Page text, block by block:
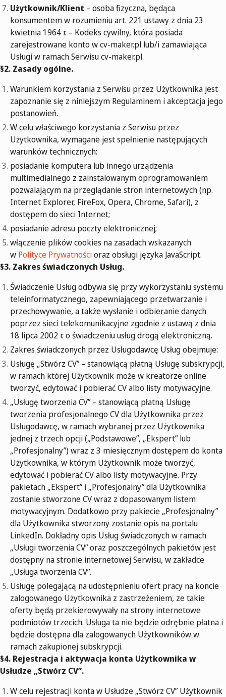
Użytkownik/Klient – osoba fizyczna, będąca
konsumentem w rozumieniu art. 221 ustawy z dnia 23
kwietnia 1964 r. – Kodeks cywilny, która posiada
zarejestrowane konto w cv-maker.pl lub/i zamawiająca
Usługi w ramach Serwisu cv-maker.pl.
§2. Zasady ogólne.
Warunkiem korzystania z Serwisu przez Użytkownika jest
zapoznanie się z niniejszym Regulaminem i akceptacja jego
postanowień.
W celu właściwego korzystania z Serwisu przez
Użytkownika, wymagane jest spełnienie następujących
warunków technicznych:
posiadanie komputera lub innego urządzenia
multimedialnego z zainstalowanym oprogramowaniem
pozwalającym na przeglądanie stron internetowych (np.
Internet Explorer, FireFox, Opera, Chrome, Safari), z
dostępem do sieci Internet;
posiadanie adresu poczty elektronicznej;
włączenie plików cookies na zasadach wskazanych
w Polityce Prywatnościoraz obsługi języka JavaScript.
§3. Zakres świadczonych Usług.
Świadczenie Usług odbywa się przy wykorzystaniu systemu
teleinformatycznego, zapewniającego przetwarzanie i
przechowywanie, a także wysłanie i odbieranie danych
poprzez sieci telekomunikacyjne zgodnie z ustawą z dnia
18 lipca 2002 r. o świadczeniu usług drogą elektroniczną.
Zakres świadczonych przez Usługodawcę Usług obejmuje:
Usługę „Stwórz CV” – stanowiącą płatną Usługę subskrypcji,
w ramach której Użytkownik może w kreatorze online
tworzyć, edytować i pobierać CV albo listy motywacyjne.
„Usługę tworzenia CV” – stanowiącą płatną Usługę
tworzenia profesjonalnego CV dla Użytkownika przez
Usługodawcę, w ramach wybranej przez Użytkownika
jednej z trzech opcji („Podstawowe”, „Ekspert” lub
„Profesjonalny”) wraz z 3 miesięcznym dostępem do konta
Użytkownika, w którym Użytkownik może tworzyć,
edytować i pobierać CV albo listy motywacyjne. Przy
pakietach „Ekspert” i „Profesjonalny” dla Użytkownika
zostanie stworzone CV wraz z dopasowanym listem
motywacyjnym. Dodatkowo przy pakiecie „Profesjonalny”
dla Użytkownika stworzony zostanie opis na portalu
LinkedIn. Dokładny opis Usług świadczonych w ramach
„Usługi tworzenia CV” oraz poszczególnych pakietów jest
dostępny na stronie internetowej Serwisu, w zakładce
„Usługa tworzenia CV”.
Usługę polegającą na udostępnieniu ofert pracy na koncie
zalogowanego Użytkownika z zastrzeżeniem, ze takie
oferty będą przekierowywały na strony internetowe
podmiotów trzecich. Usługa ta nie będzie odrębnie płatna i
będzie dostępna dla zalogowanych Użytkowników w
ramach zakupionej subskrypcji.
§4. Rejestracja i aktywacja konta Użytkownika w
Usłudze „Stwórz CV”.
W celu rejestracji konta w Usłudze „Stwórz CV” Użytkownik